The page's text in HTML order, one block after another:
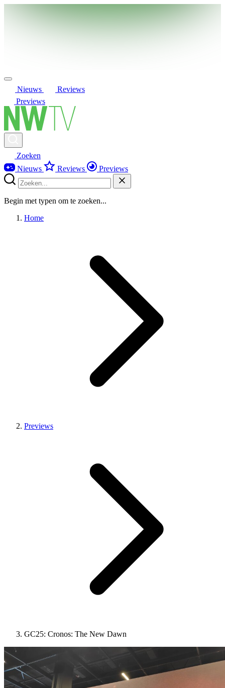
Nieuws
Reviews
Previews
Zoeken
Nieuws
Reviews Previews
Begin met typen om te zoeken...
Home
Previews
GC25: Cronos: The New Dawn